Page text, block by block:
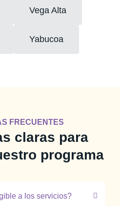
Vega Alta
Yabucoa
FRECUENTES
claras para
programa
a los servicios?